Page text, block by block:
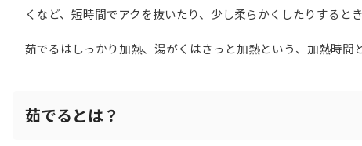
くなど、短時間でアクを抜いたり、少し柔らかくしたりするとき
茹でるはしっかり加熱、湯がくはさっと加熱という、加熱時間
茹でるとは？